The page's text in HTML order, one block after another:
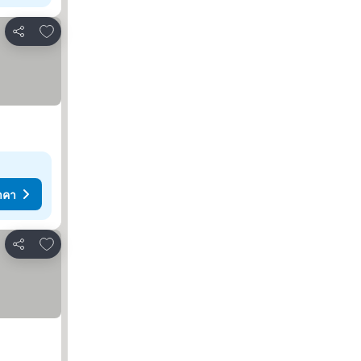
แชร์
เพิ่มในรายการโปรด
า
แชร์
เพิ่มในรายการโปรด